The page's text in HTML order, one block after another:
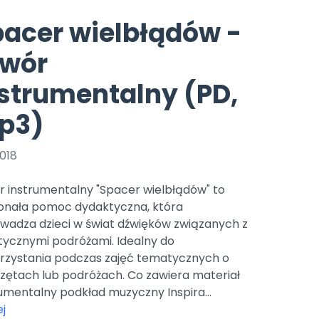
Pomoc
Zapowiedzi
czerwca 2024 r. uzyskała
Online.
Pomoc zwierzętom
Książka (dla) Przedszkolaka
Promowanie czytelnictwa
TikTok
Zobacz nas na TikToku
YouTube
Filmy edukacyjne
wielbłądów -
(PD,
instrumentalny "Spacer wielbłądów" to
pomoc dydaktyczna, która
dzieci w świat dźwięków związanych z
podróżami. Idealny do
podczas zajęć tematycznych o
lub podróżach. Co zawiera materiał
podkład muzyczny Inspira...